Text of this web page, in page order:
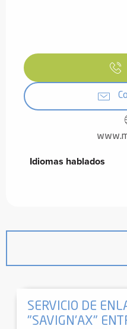
Idiomas hablados
Idiomas hablados
SERVICIO DE
"SAVIGN'AX"